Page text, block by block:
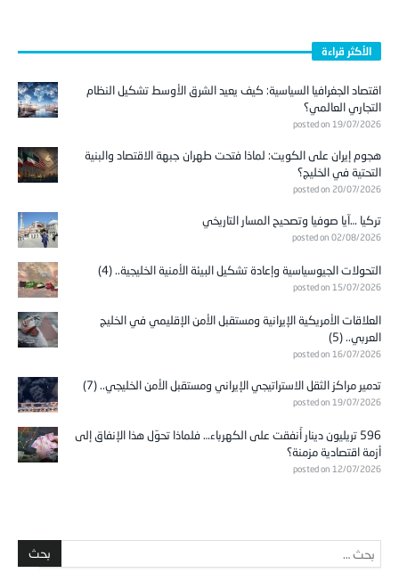
الأكثر قراءة
اقتصاد الجغرافيا السياسية: كيف يعيد الشرق الأوسط تشكيل النظام
التجاري العالمي؟
posted on 19/07/2026
هجوم إيران على الكويت: لماذا فتحت طهران جبهة الاقتصاد والبنية
التحتية في الخليج؟
posted on 20/07/2026
تركيا …آيا صوفيا وتصحيح المسار التاريخي
posted on 02/08/2026
التحولات الجيوسياسية وإعادة تشكيل البيئة الأمنية الخليجية.. (4)
posted on 15/07/2026
العلاقات الأمريكية الإيرانية ومستقبل الأمن الإقليمي في الخليج
العربي.. (5)
posted on 16/07/2026
تدمير مراكز الثقل الاستراتيجي الإيراني ومستقبل الأمن الخليجي.. (7)
posted on 19/07/2026
596 تريليون دينار أُنفقت على الكهرباء… فلماذا تحوّل هذا الإنفاق إلى
أزمة اقتصادية مزمنة؟
posted on 12/07/2026